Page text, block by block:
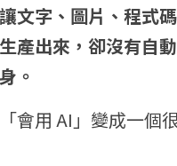
文字、圖片、程式
產出來，卻沒有自
。
會用 AI」變成一個